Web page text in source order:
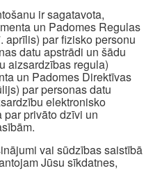
ir sagatavota,
un Padomes Regulas
aprīlis) par fizisko personu
datu apstrādi un šādu
aizsardzības regula)
un Padomes Direktīvas
par personas datu
elektronisko
privāto dzīvi un
vai sūdzības saistībā
Jūsu sīkdatnes,